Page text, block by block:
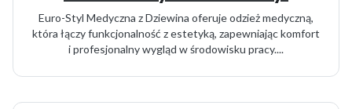
Euro-Styl Medyczna z Dziewina oferuje odzież medyczną,
która łączy funkcjonalność z estetyką, zapewniając komfort
i profesjonalny wygląd w środowisku pracy....